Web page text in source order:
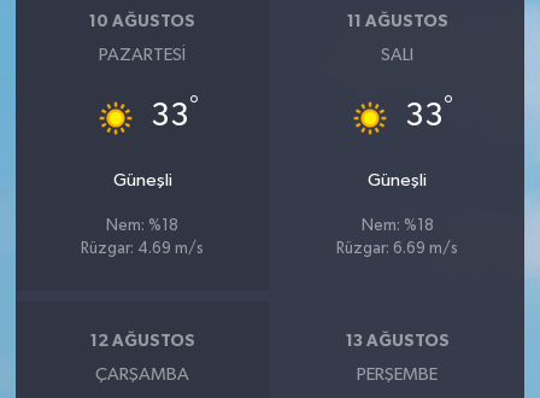
10 AĞUSTOS
PAZARTESI
33°
Güneşli
Nem: %18
Rüzgar: 4.69 m/s
11 AĞUSTOS
SALI
33°
Güneşli
Nem: %18
Rüzgar: 6.69 m/s
12 AĞUSTOS
ÇARŞAMBA
13 AĞUSTOS
PERŞEMBE